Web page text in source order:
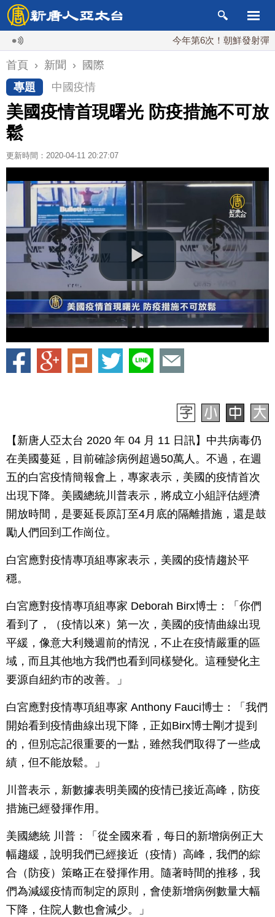
今年第6次！朝鮮發射彈道導彈
首頁 › 新聞 ›
國際
專題
中國疫情
美國疫情首現曙光 防疫措施不可放
鬆
更新時間：2020-04-11 20:27:07
【新唐人亞太台 2020 年 04 月 11 日訊】中共病毒仍
在美國蔓延，目前確診病例超過50萬人。不過，在週
五的白宮疫情簡報會上，專家表示，美國的疫情首次
出現下降。美國總統川普表示，將成立小組評估經濟
開放時間，是要延長原訂至4月底的隔離措施，還是鼓
勵人們回到工作崗位。
白宮應對疫情專項組專家表示，美國的疫情趨於平
穩。
白宮應對疫情專項組專家 Deborah Birx博士：「你們
看到了，（疫情以來）第一次，美國的疫情曲線出現
平緩，像意大利幾週前的情況，不止在疫情嚴重的區
域，而且其他地方我們也看到同樣變化。這種變化主
要源自紐約市的改善。」
白宮應對疫情專項組專家 Anthony Fauci博士：「我們
開始看到疫情曲線出現下降，正如Birx博士剛才提到
的，但別忘記很重要的一點，雖然我們取得了一些成
績，但不能放鬆。」
川普表示，新數據表明美國的疫情已接近高峰，防疫
措施已經發揮作用。
美國總統 川普：「從全國來看，每日的新增病例正大
幅趨緩，說明我們已經接近（疫情）高峰，我們的綜
合（防疫）策略正在發揮作用。隨著時間的推移，我
們為減緩疫情而制定的原則，會使新增病例數量大幅
下降，住院人數也會減少。」